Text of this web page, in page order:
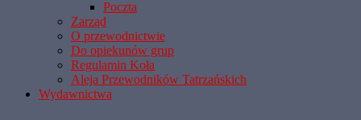
Poczta
Zarząd
O przewodnictwie
Do opiekunów grup
Regulamin Koła
Aleja Przewodników Tatrzańskich
Wydawnictwa